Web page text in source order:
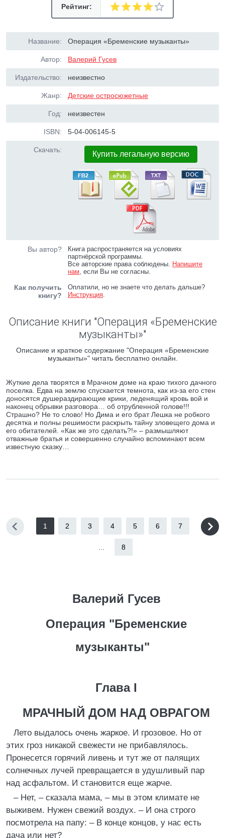
Рейтинг:
Название: Операция «Бременские музыканты»
Автор: Валерий Гусев
Издательство: неизвестно
Жанр: Детские остросюжетные
Год: неизвестен
ISBN: 5-04-006145-5
Скачать: Купить легальную версию
Вы автор?
Книга распространяется на условиях
партнёрской программы.
Все авторские права соблюдены. Напишите
нам, если Вы не согласны.
Как получить
книгу?
Оплатили, но не знаете что делать дальше?
Инструкция.
Описание книги "Операция «Бременские
музыканты»"
Описание и краткое содержание "Операция «Бременские
музыканты»" читать бесплатно онлайн.
Жуткие дела творятся в Мрачном доме на краю тихого дачного
поселка. Едва на землю спускается темнота, как из-за его стен
доносятся душераздирающие крики, леденящий кровь вой и
наконец обрывки разговора… об отрубленной голове!!!
Страшно? Не то слово! Но Дима и его брат Лешка не робкого
десятка и полны решимости раскрыть тайну зловещего дома и
его обитателей. «Как же это сделать?!» – размышляют
отважные братья и совершенно случайно вспоминают всем
известную сказку…
1 2 3 4 5 6 7
8
Валерий Гусев
Операция "Бременские
музыканты"
Глава I
МРАЧНЫЙ ДОМ НАД ОВРАГОМ
Лето выдалось очень жаркое. И грозовое. Но от
этих гроз никакой свежести не прибавлялось.
Пронесется горячий ливень и тут же от палящих
солнечных лучей превращается в удушливый пар
над асфальтом. И становится еще жарче.
– Нет, – сказала мама, – мы в этом климате не
выживем. Нужен свежий воздух. – И она строго
посмотрела на папу: – В конце концов, у нас есть
дача или нет?